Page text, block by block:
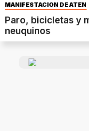
MANIFESTACIÓN DE ATEN
Paro, bicicletas y
neuquinos